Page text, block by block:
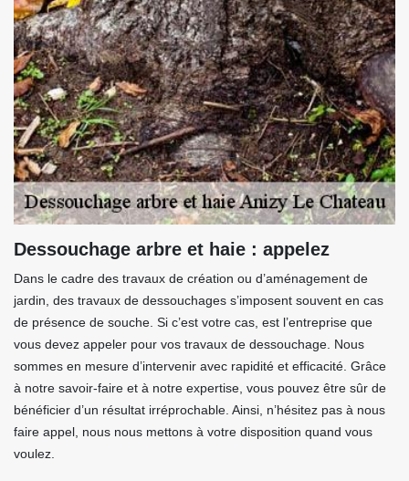
Dessouchage arbre et haie : appelez
Dans le cadre des travaux de création ou d’aménagement de
jardin, des travaux de dessouchages s’imposent souvent en cas
de présence de souche. Si c’est votre cas, est l’entreprise que
vous devez appeler pour vos travaux de dessouchage. Nous
sommes en mesure d’intervenir avec rapidité et efficacité. Grâce
à notre savoir-faire et à notre expertise, vous pouvez être sûr de
bénéficier d’un résultat irréprochable. Ainsi, n’hésitez pas à nous
faire appel, nous nous mettons à votre disposition quand vous
voulez.